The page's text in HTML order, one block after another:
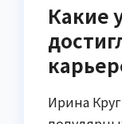
Какие
Ирина